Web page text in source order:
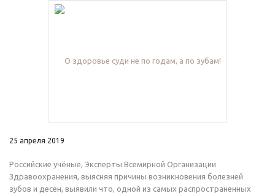
25 апреля 2019
Российские учёные, Эксперты Всемирной Организации
Здравоохранения, выясняя причины возникновения болезней
зубов и десен, выявили что, одной из самых распространенных